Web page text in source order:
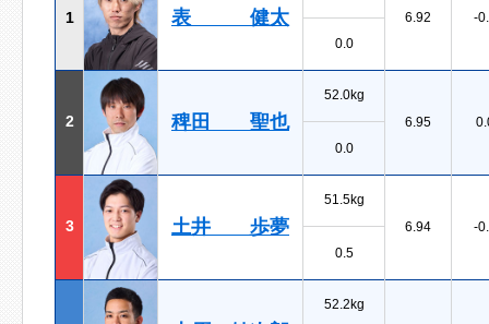
1 表 健太
6.92
-
0.0
2 稗田 聖也
52.0kg
6.95
0.0
3 土井 歩夢
51.5kg
6.94
-
0.5
52.2kg